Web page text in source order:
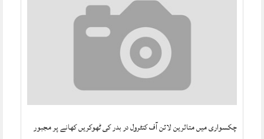
چکسواری میں متاثرین لائن آف کنٹرول در بدر کی ٹھوکریں کھانے پر مجبور